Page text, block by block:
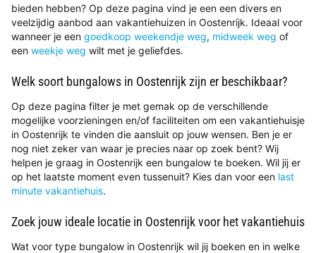
bieden hebben? Op deze pagina vind je een een divers en
veelzijdig aanbod aan vakantiehuizen in Oostenrijk. Ideaal voor
wanneer je een goedkoop weekendje weg, midweek weg of
een weekje weg wilt met je geliefdes.
Welk soort bungalows in Oostenrijk zijn er beschikbaar?
Op deze pagina filter je met gemak op de verschillende
mogelijke voorzieningen en/of faciliteiten om een vakantiehuisje
in Oostenrijk te vinden die aansluit op jouw wensen. Ben je er
nog niet zeker van waar je precies naar op zoek bent? Wij
helpen je graag in Oostenrijk een bungalow te boeken. Wil jij er
op het laatste moment even tussenuit? Kies dan voor een last
minute vakantiehuis.
Zoek jouw ideale locatie in Oostenrijk voor het vakantiehuis
Wat voor type bungalow in Oostenrijk wil jij boeken en in welke